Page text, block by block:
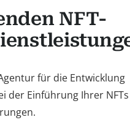
NFT-
für die Entwicklung
der Einführung Ihrer NFTs